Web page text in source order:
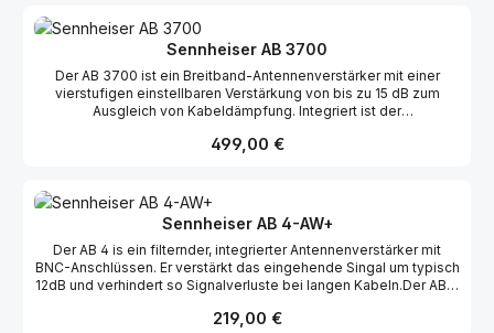
Antennen. Da die A 5000-CP sehr breitbandig ist, kann sie im
kompletten UHF-Bereich von 450 – 960 MHz eingesetzt werden.
Sie eignet sich sowohl für drahtlose Mikrofonsysteme wie auch
für Wireless Monitor Systeme. Die A5000-CP schafft die
Flexibilität, die beim Aufbau komplexer HF-Systeme benötigt
wird.
Sennheiser AB 3700
Der AB 3700 ist ein Breitband-Antennenverstärker mit einer
vierstufigen einstellbaren Verstärkung von bis zu 15 dB zum
Ausgleich von Kabeldämpfung. Integriert ist der
(Rundstrahl) sowie der AD 3700 (Richtantenne) und dient der
Regulärer Preis:
499,00 €
Sennheiser AB 4-AW+
Der AB 4 is ein filternder, integrierter Antennenverstärker mit
BNC-Anschlüssen. Er verstärkt das eingehende Singal um typisch
12dB und verhindert so Signalverluste bei langen Kabeln.Der AB 4
Zusätzlich sind die Filter des AB 4 auf Frequenzen bis 88 Mhz
Regulärer Preis:
219,00 €